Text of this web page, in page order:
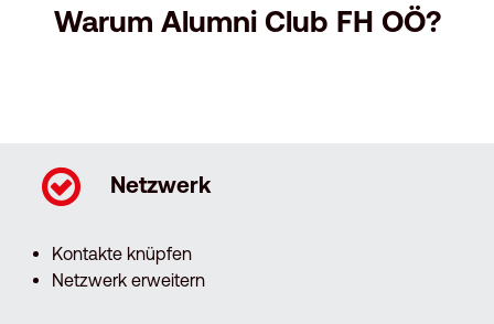
Warum Alumni Club FH OÖ?
Netzwerk
Kontakte knüpfen
Netzwerk erweitern